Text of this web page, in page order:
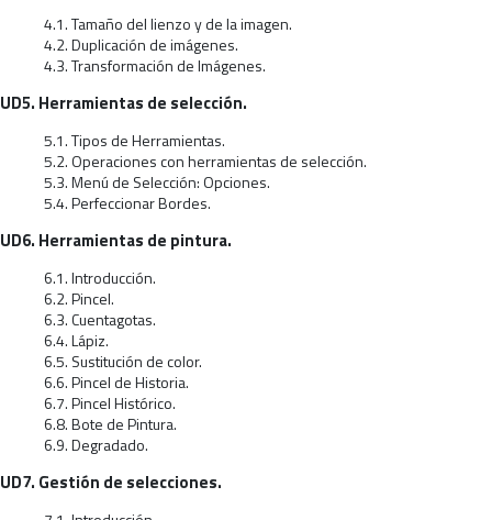
4.1. Tamaño del lienzo y de la imagen.
4.2. Duplicación de imágenes.
4.3. Transformación de Imágenes.
UD5. Herramientas de selección.
5.1. Tipos de Herramientas.
5.2. Operaciones con herramientas de selección.
5.3. Menú de Selección: Opciones.
5.4. Perfeccionar Bordes.
UD6. Herramientas de pintura.
6.1. Introducción.
6.2. Pincel.
6.3. Cuentagotas.
6.4. Lápiz.
6.5. Sustitución de color.
6.6. Pincel de Historia.
6.7. Pincel Histórico.
6.8. Bote de Pintura.
6.9. Degradado.
UD7. Gestión de selecciones.